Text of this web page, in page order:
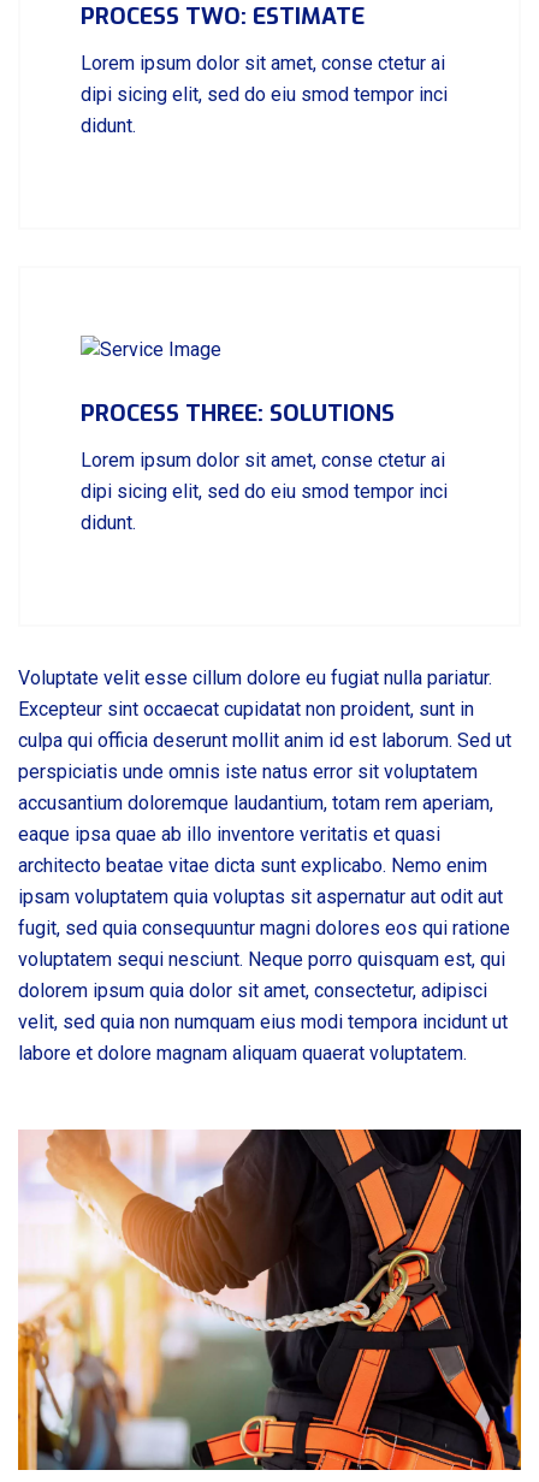
PROCESS TWO: ESTIMATE
Lorem ipsum dolor sit amet, conse ctetur ai
dipi sicing elit, sed do eiu smod tempor inci
didunt.
PROCESS THREE: SOLUTIONS
Lorem ipsum dolor sit amet, conse ctetur ai
dipi sicing elit, sed do eiu smod tempor inci
didunt.
Voluptate velit esse cillum dolore eu fugiat nulla pariatur.
Excepteur sint occaecat cupidatat non proident, sunt in
culpa qui officia deserunt mollit anim id est laborum. Sed ut
perspiciatis unde omnis iste natus error sit voluptatem
accusantium doloremque laudantium, totam rem aperiam,
eaque ipsa quae ab illo inventore veritatis et quasi
architecto beatae vitae dicta sunt explicabo. Nemo enim
ipsam voluptatem quia voluptas sit aspernatur aut odit aut
fugit, sed quia consequuntur magni dolores eos qui ratione
voluptatem sequi nesciunt. Neque porro quisquam est, qui
dolorem ipsum quia dolor sit amet, consectetur, adipisci
velit, sed quia non numquam eius modi tempora incidunt ut
labore et dolore magnam aliquam quaerat voluptatem.